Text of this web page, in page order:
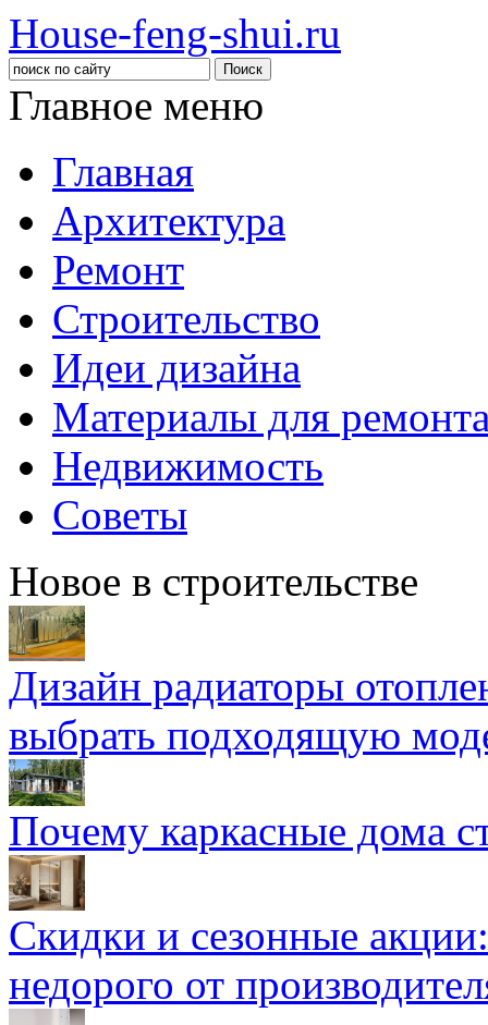
House-feng-shui.ru
Главное меню
Главная
Архитектура
Ремонт
Строительство
Идеи дизайна
Материалы для
Недвижимость
Советы
Новое в строительстве
Дизайн радиаторы
выбрать подходящую
Почему каркасные дома
Скидки и сезонные
недорого от